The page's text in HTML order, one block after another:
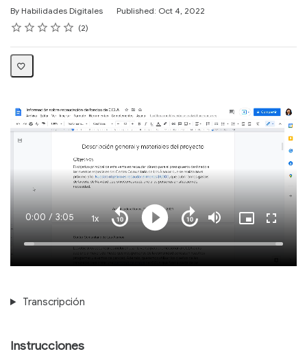
By Habilidades Digitales
Published: Oct 4, 2022
Rating
1 star
2 stars
3 stars
4 stars
5 stars
Average rating: 5.02
2 reviews
Loaded:
100.00%
Current
Time
0:00 / Duration
3:05 1xPlayback
Play
Seek
seconds
Seek
10
seconds
Mute
Picture-
Transcripción
Instrucciones